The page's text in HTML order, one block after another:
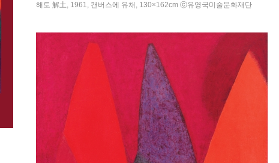
해토 解土, 1961, 캔버스에 유채, 130×162cm ⓒ유영국미술문화재단